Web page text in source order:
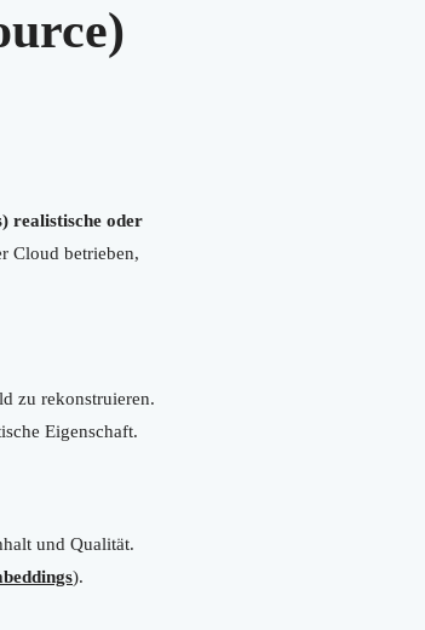
realistische oder
Cloud betrieben,
zu rekonstruieren.
Eigenschaft.
und Qualität.
).